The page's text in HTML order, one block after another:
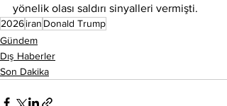
yönelik olası saldırı sinyalleri vermişti.
2026iran Donald Trump
Gündem
Dış Haberler
Son Dakika